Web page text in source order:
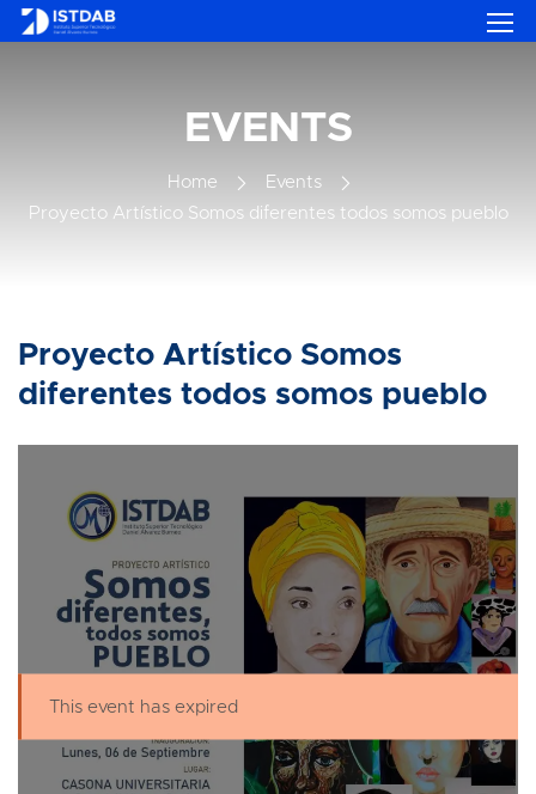
EVENTS
Home
Events
Proyecto Artístico Somos diferentes todos somos pueblo
Proyecto Artístico Somos
diferentes todos somos pueblo
This event has expired